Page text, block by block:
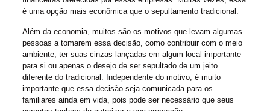
é uma opção mais econômica que o sepultamento tradicional.
Além da economia, muitos são os motivos que levam algumas
pessoas a tomarem essa decisão, como contribuir com o meio
ambiente, ter suas cinzas lançadas em algum local importante
para si ou apenas o desejo de ser sepultado de um jeito
diferente do tradicional. Independente do motivo, é muito
importante que essa decisão seja comunicada para os
familiares ainda em vida, pois pode ser necessário que seus